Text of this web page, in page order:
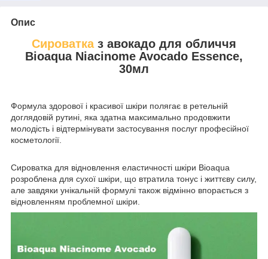
Опис
Сироватказ авокадо для обличчя
Bioaqua Niacinome Avocado Essence,
30мл
Формула здорової і красивої шкіри полягає в ретельній
доглядовій рутині, яка здатна максимально продовжити
молодість і відтермінувати застосування послуг професійної
косметології.
Сироватка для відновлення еластичності шкіри Bioaqua
розроблена для сухої шкіри, що втратила тонус і життєву силу,
але завдяки унікальній формулі також відмінно впорається з
відновленням проблемної шкіри.